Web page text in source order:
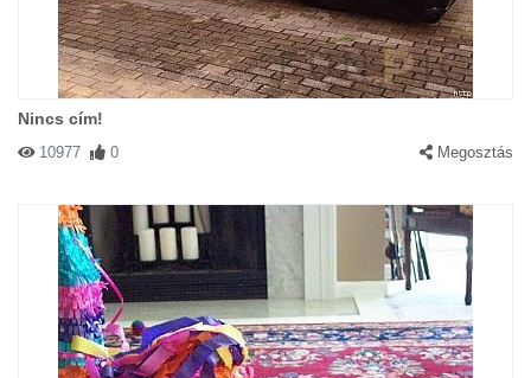
Nincs cím!
10977 0 Megosztás